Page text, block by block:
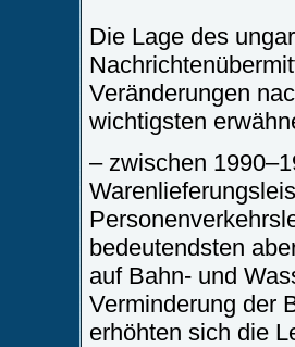
Die Lage des
Veränderungen
wichtigsten
– zwischen
bedeutendsten
auf Bahn- und
Verminderung der
erhöhten sich die